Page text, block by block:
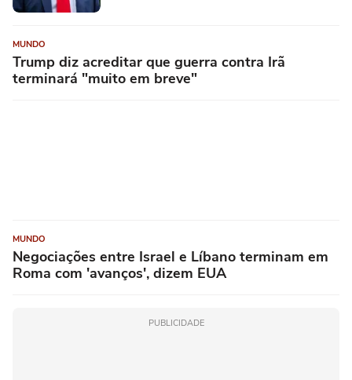
MUNDO
Trump diz acreditar que guerra contra Irã
terminará "muito em breve"
MUNDO
Negociações entre Israel e Líbano terminam em
Roma com 'avanços', dizem EUA
PUBLICIDADE